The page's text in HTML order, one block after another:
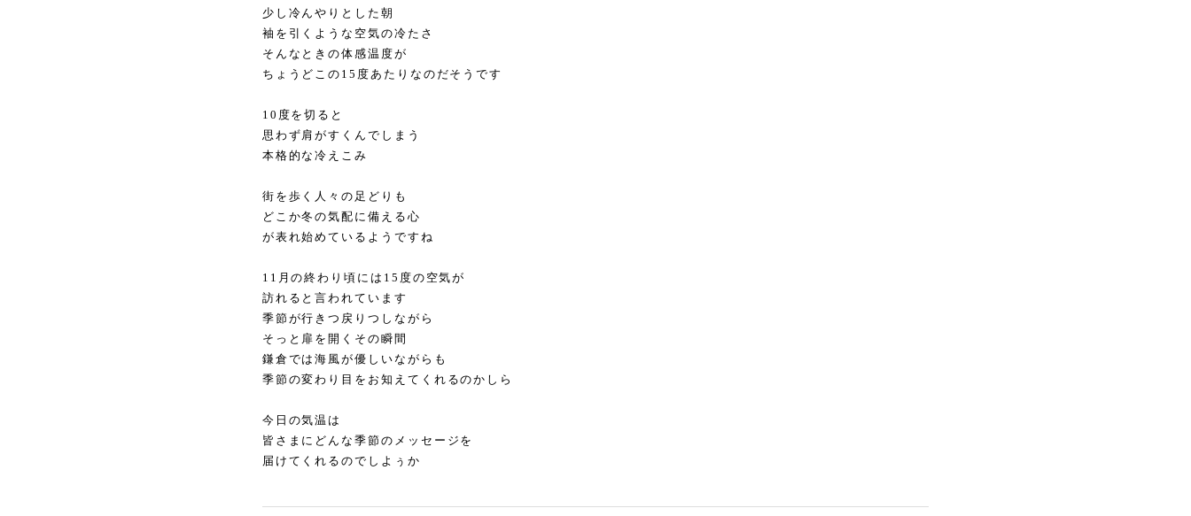
少し冷んやりとした朝
袖を引くような空気の冷たさ
そんなときの体感温度が
ちょうどこの15度あたりなのだそうです
10度を切ると
思わず肩がすくんでしまう
本格的な冷えこみ
街を歩く人々の足どりも
どこか冬の気配に備える心
が表れ始めているようですね
11月の終わり頃には15度の空気が
訪れると言われています
季節が行きつ戻りつしながら
そっと扉を開くその瞬間
鎌倉では海風が優しいながらも
季節の変わり目をお知えてくれるのかしら
今日の気温は
皆さまにどんな季節のメッセージを
届けてくれるのでしよぅか